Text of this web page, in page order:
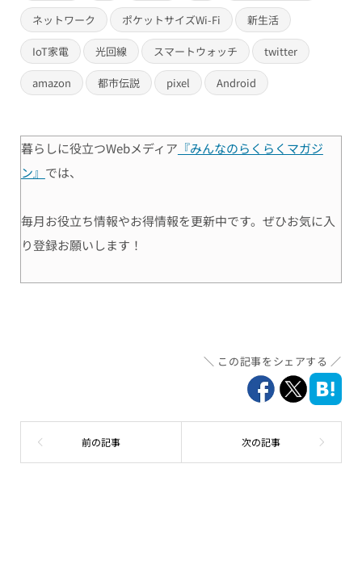
ネットワーク ポケットサイズWi-Fi 新生活
IoT家電 光回線 スマートウォッチ twitter
amazon 都市伝説 pixel Android
暮らしに役立つWebメディア 『みんなのらくらくマガジ
ン』 では、
毎月お役立ち情報やお得情報を更新中です。ぜひお気に入
り登録お願いします！
この記事をシェアする